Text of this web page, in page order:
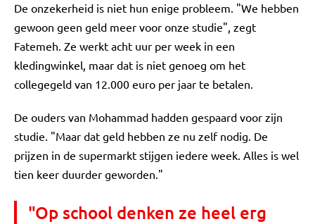
De onzekerheid is niet hun enige probleem. "We hebben
gewoon geen geld meer voor onze studie", zegt
Fatemeh. Ze werkt acht uur per week in een
kledingwinkel, maar dat is niet genoeg om het
collegegeld van 12.000 euro per jaar te betalen.
De ouders van Mohammad hadden gespaard voor zijn
studie. "Maar dat geld hebben ze nu zelf nodig. De
prijzen in de supermarkt stijgen iedere week. Alles is wel
tien keer duurder geworden."
"Op school denken ze heel erg